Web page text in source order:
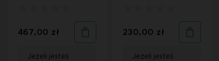
467,00 zł
Jeżeli jesteś
230,00 zł
Jeżeli jesteś